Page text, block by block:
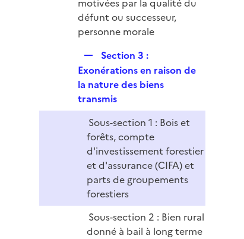
motivées par la qualité du
défunt ou successeur,
personne morale
e
p
l
i
e
r
Section 3 :
Exonérations en raison de
la nature des biens
transmis
Sous-section 1 : Bois et
forêts, compte
d'investissement forestier
et d'assurance (CIFA) et
parts de groupements
forestiers
Sous-section 2 : Bien rural
donné à bail à long terme